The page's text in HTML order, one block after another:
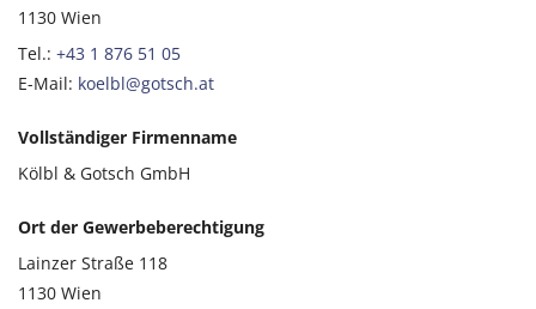
1130 Wien
Tel.: +43 1 876 51 05
E-Mail: koelbl@gotsch.at
Vollständiger Firmenname
Kölbl & Gotsch GmbH
Ort der Gewerbeberechtigung
Lainzer Straße 118
1130 Wien